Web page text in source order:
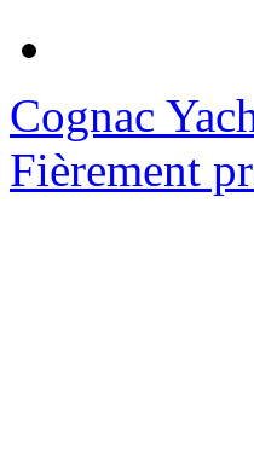
Cognac
Fièrement